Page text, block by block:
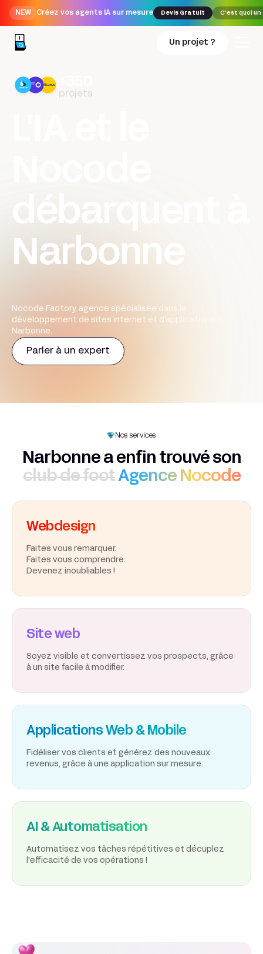
NEW Créez vos agents IA sur mesure Devis Gratuit C'est quoi un
Un projet ?
projets
débarquent à
Narbonne
Nocode Factory, agence spécialisée dans le
développement de sites internet et d’applications à
Narbonne.
Parler à un expert
Nos services
Narbonne a enfin trouvé son
club de foot Agence Nocode
Webdesign
Faites vous remarquer.
Faites vous comprendre.
Devenez inoubliables !
Site web
Soyez visible et convertissez vos prospects, grâce
à un site facile à modifier.
Applications Web & Mobile
Fidéliser vos clients et générez des nouveaux
revenus, grâce à une application sur mesure.
AI & Automatisation
Automatisez vos tâches répétitives et décuplez
l'efficacité de vos opérations !